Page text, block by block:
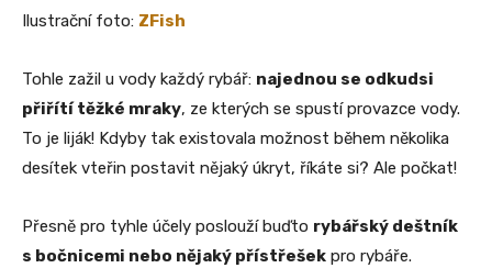
Ilustrační foto: ZFish
Tohle zažil u vody každý rybář: najednou se odkudsi
přiřítí těžké mraky, ze kterých se spustí provazce vody.
To je liják! Kdyby tak existovala možnost během několika
desítek vteřin postavit nějaký úkryt, říkáte si? Ale počkat!
Přesně pro tyhle účely poslouží buďto rybářský deštník
s bočnicemi nebo nějaký přístřešek pro rybáře.